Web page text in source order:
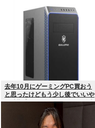
去年10月にゲーミングPC買おう
と思ったけどもう少し後でいいや
で時期逃したらうなぎ登りに値上
がりしていった